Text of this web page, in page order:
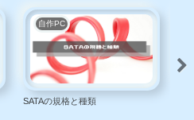
自作PC
SATAの規格と種類